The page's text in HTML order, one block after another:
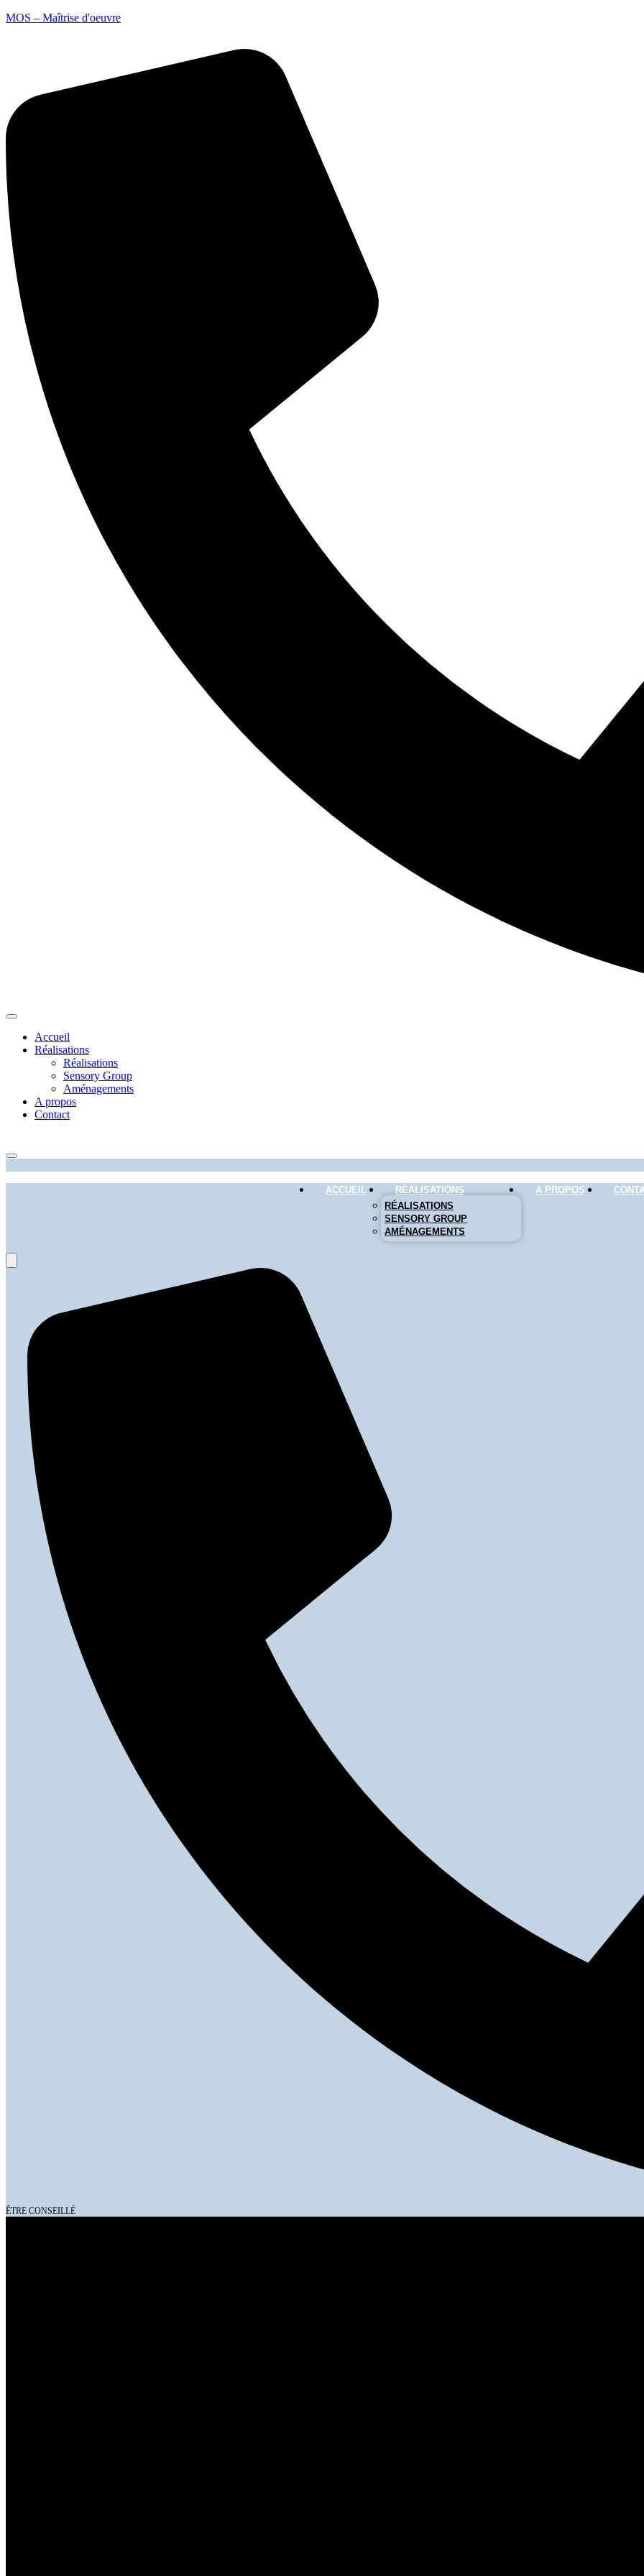
MOS – Maîtrise d'oeuvre
Accueil
Réalisations
Réalisations
Sensory Group
Aménagements
A propos
Contact
ACCUEIL
RÉALISATIONS
RÉALISATIONS
SENSORY GROUP
AMÉNAGEMENTS
A PROPOS
ÊTRE CONSEILLÉ